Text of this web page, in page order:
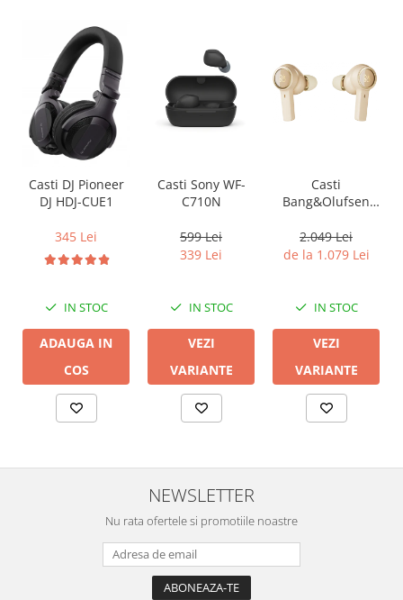
Casti DJ Pioneer
DJ HDJ-CUE1
345 Lei
IN STOC
ADAUGA IN
COS
Casti Sony WF-
C710N
599 Lei
339 Lei
IN STOC
VEZI
VARIANTE
Casti
Bang&Olufsen
2.049 Lei
de la 1.079 Lei
IN STOC
VEZI
VARIANTE
NEWSLETTER
Nu rata ofertele si promotiile noastre